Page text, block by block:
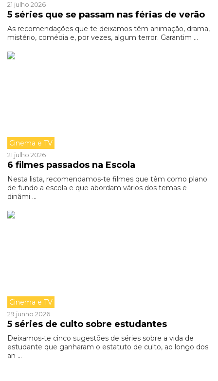
21 julho 2026
5 séries que se passam nas férias de verão
As recomendações que te deixamos têm animação, drama,
mistério, comédia e, por vezes, algum terror. Garantim ...
Cinema e TV
21 julho 2026
6 filmes passados na Escola
Nesta lista, recomendamos-te filmes que têm como plano
de fundo a escola e que abordam vários dos temas e
dinâmi ...
Cinema e TV
29 junho 2026
5 séries de culto sobre estudantes
Deixamos-te cinco sugestões de séries sobre a vida de
estudante que ganharam o estatuto de culto, ao longo dos
an ...